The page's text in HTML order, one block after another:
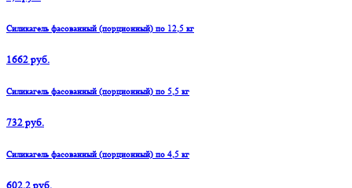
Силикагель фасованный (порционный) по 12,5 кг
1662 руб.
Силикагель фасованный (порционный) по 5,5 кг
732 руб.
Силикагель фасованный (порционный) по 4,5 кг
602,2 руб.